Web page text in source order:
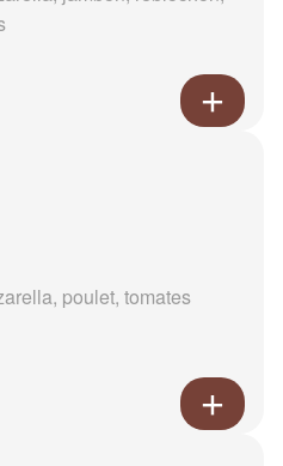
poulet, tomates